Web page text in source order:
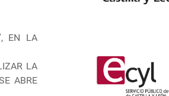
EN LA
LA
ABRE